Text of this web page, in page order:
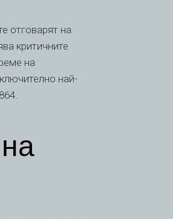
отговарят на
критичните
на
най-